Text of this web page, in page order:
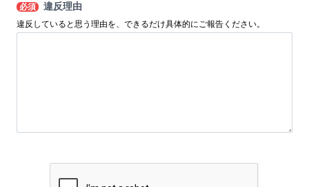
必須 違反理由
違反していると思う理由を、できるだけ具体的にご報告ください。